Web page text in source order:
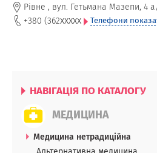
Рівне , вул. Гетьмана Мазепи, 4
+380 (362xxxxx Телефони
НАВІГАЦІЯ ПО КАТАЛОГУ
МЕДИЦИНА
Медицина нетрадиційна